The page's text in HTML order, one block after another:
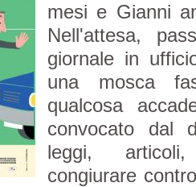
mesi e Gianni
Nell'attesa,
giornale in
una mosca
qualcosa
convocato dal
leggi,
congiurare